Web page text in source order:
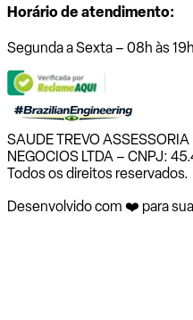
Horário de atendimento:
Segunda a Sexta – 08h às
SAUDE TREVO
NEGOCIOS LTDA – CNPJ:
Todos os direitos reservados.
Desenvolvido com ❤️ para